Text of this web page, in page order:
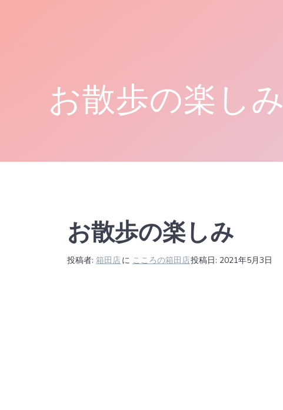
お散歩の楽しみ
お散歩の楽しみ
投稿者:箱田店 に こころの箱田店投稿日: 2021年5月3日